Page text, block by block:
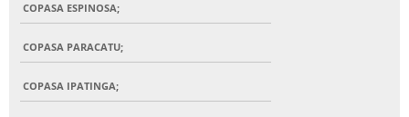
COPASA ESPINOSA;
COPASA PARACATU;
COPASA IPATINGA;